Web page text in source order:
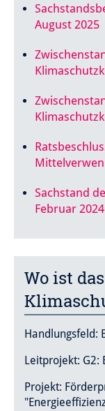
August 2025
Sachstand
Februar 2024
Wo ist
Handlungsfeld:
Leitprojekt: G2:
Projekt: